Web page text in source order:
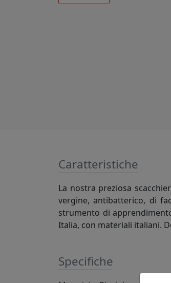
Caratteristiche
La nostra preziosa
vergine, antibatterico, di
strumento di
Italia, con materiali italiani.
Specifiche